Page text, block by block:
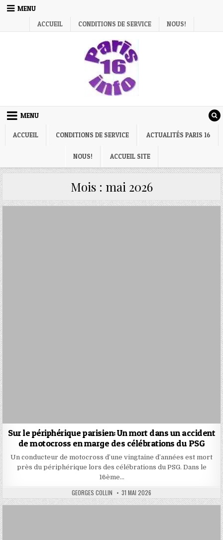
Skip
MENU
ACCUEIL
CONDITIONS DE SERVICE NOUS!
MENU
ACCUEIL CONDITIONS DE SERVICE ACTUALITÉS PARIS 16
NOUS! ACCUEIL SITE
Mois : mai 2026
Sur le périphérique parisien: Un mort dans un accident
de motocross en marge des célébrations du PSG
Un conducteur de motocross d’une vingtaine d’années est mort
près du périphérique lors des célébrations du PSG. Dans le
16ème…
AUTHOR:
GEORGES COLLIN PUBLISHED
DATE:
31 MAI 2026